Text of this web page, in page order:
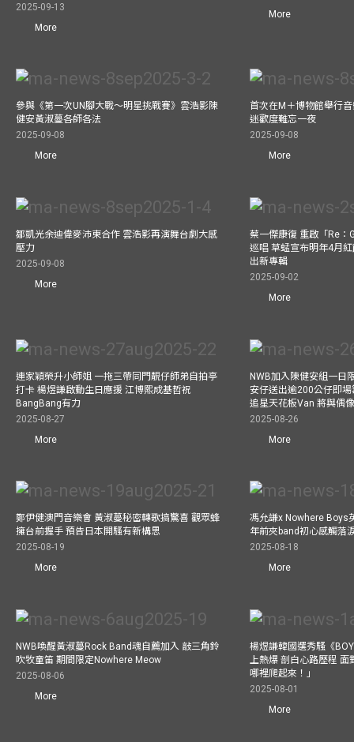
2025-09-13
More
More
參與《第一次UN腳大戰～明星挑戰賽》雲浩影陳
健安黃淑蔓各師各法
2025-09-08
More
首次在M＋博物館舉行
迷歡度難忘一夜
2025-09-08
More
鄒凱光余迪偉麥沛東合作 雲浩影再演舞台劇大感
壓力
2025-09-08
More
蔡一傑康復 重啟「Re：
巡唱 草蜢宣布明年4月
出新專輯
2025-09-02
More
連家穎榮升小師姐 一拖三帶同門靚仔師弟自拍亭
打卡 楊煜謙啟動生日應援 江博熙成基哲祝
BangBang有力
2025-08-27
More
NWB加入陳健安組一日
安仔送出逾200公仔即
追星天花板Van 將與偶
2025-08-26
More
鄭伊健澳門音樂會 黃淑蔓秘密轉歌搞驚喜 觀眾蜂
擁台前握手 預告日本開騷有新構思
2025-08-19
More
馮允謙x Nowhere Boys
年前夾band初心感觸落
2025-08-18
More
NWB喚醒黃淑蔓Rock Band魂自薦加入 敲三角鈴
吹牧童笛 期間限定Nowhere Meow
2025-08-06
More
楊煜謙韓國選秀騷《
上熱爆 剖白心路歷程 面
哪裡爬起來！」
2025-08-01
More